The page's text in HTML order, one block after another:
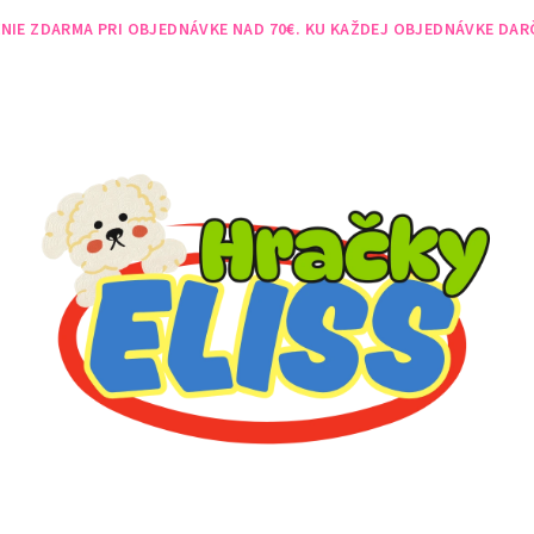
ZDARMA PRI OBJEDNÁVKE NAD 70€. KU KAŽDEJ OBJEDNÁVKE